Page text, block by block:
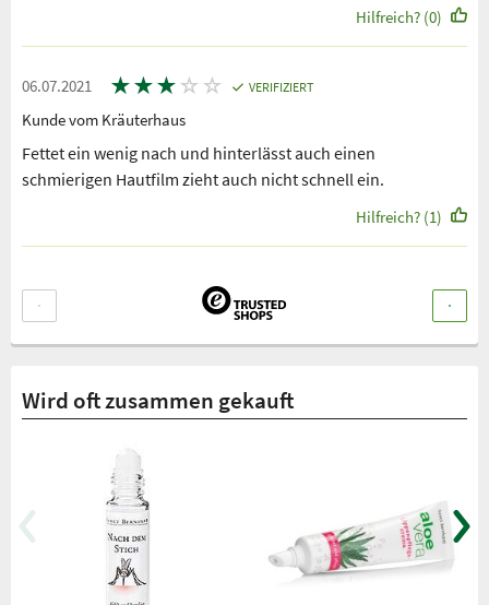
Hilfreich? (0)
06.07.2021 ★★★ ☆ ☆ VERIFIZIERT
Kunde vom Kräuterhaus
Fettet ein wenig nach und hinterlässt auch einen
schmierigen Hautfilm zieht auch nicht schnell ein.
Hilfreich? (1)
Wird oft zusammen gekauft